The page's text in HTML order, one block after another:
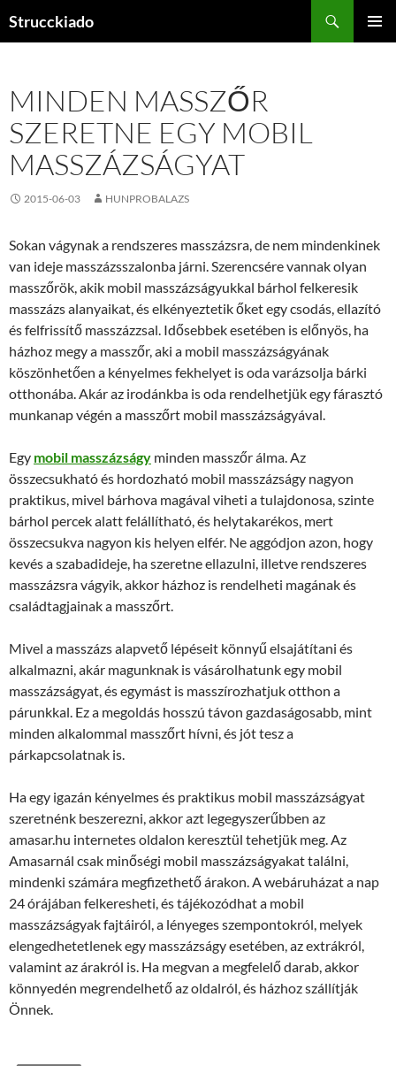
Strucckiado
MINDEN MASSZŐR
SZERETNE EGY MOBIL
MASSZÁZSÁGYAT
2015-06-03 HUNPROBALAZS
Sokan vágynak a rendszeres masszázsra, de nem mindenkinek
van ideje masszázsszalonba járni. Szerencsére vannak olyan
masszőrök, akik mobil masszázságyukkal bárhol felkeresik
masszázs alanyaikat, és elkényeztetik őket egy csodás, ellazító
és felfrissítő masszázzsal. Idősebbek esetében is előnyös, ha
házhoz megy a masszőr, aki a mobil masszázságyának
köszönhetően a kényelmes fekhelyet is oda varázsolja bárki
otthonába. Akár az irodánkba is oda rendelhetjük egy fárasztó
munkanap végén a masszőrt mobil masszázságyával.
Egy mobil masszázságy minden masszőr álma. Az
összecsukható és hordozható mobil masszázságy nagyon
praktikus, mivel bárhova magával viheti a tulajdonosa, szinte
bárhol percek alatt felállítható, és helytakarékos, mert
összecsukva nagyon kis helyen elfér. Ne aggódjon azon, hogy
kevés a szabadideje, ha szeretne ellazulni, illetve rendszeres
masszázsra vágyik, akkor házhoz is rendelheti magának és
családtagjainak a masszőrt.
Mivel a masszázs alapvető lépéseit könnyű elsajátítani és
alkalmazni, akár magunknak is vásárolhatunk egy mobil
masszázságyat, és egymást is masszírozhatjuk otthon a
párunkkal. Ez a megoldás hosszú távon gazdaságosabb, mint
minden alkalommal masszőrt hívni, és jót tesz a
párkapcsolatnak is.
Ha egy igazán kényelmes és praktikus mobil masszázságyat
szeretnénk beszerezni, akkor azt legegyszerűbben az
amasar.hu internetes oldalon keresztül tehetjük meg. Az
Amasarnál csak minőségi mobil masszázságyakat találni,
mindenki számára megfizethető árakon. A webáruházat a nap
24 órájában felkeresheti, és tájékozódhat a mobil
masszázságyak fajtáiról, a lényeges szempontokról, melyek
elengedhetetlenek egy masszázságy esetében, az extrákról,
valamint az árakról is. Ha megvan a megfelelő darab, akkor
könnyedén megrendelhető az oldalról, és házhoz szállítják
Önnek.